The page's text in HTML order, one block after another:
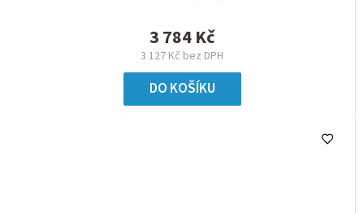
3 127 Kč bez DPH
3 784 Kč
DO KOŠÍKU